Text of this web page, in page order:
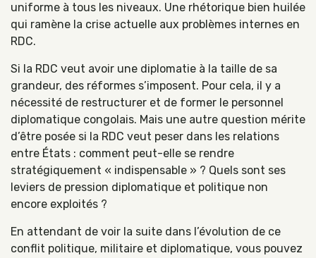
uniforme à tous les niveaux. Une rhétorique bien huilée
qui ramène la crise actuelle aux problèmes internes en
RDC.
Si la RDC veut avoir une diplomatie à la taille de sa
grandeur, des réformes s’imposent. Pour cela, il y a
nécessité de restructurer et de former le personnel
diplomatique congolais. Mais une autre question mérite
d’être posée si la RDC veut peser dans les relations
entre États : comment peut-elle se rendre
stratégiquement « indispensable » ? Quels sont ses
leviers de pression diplomatique et politique non
encore exploités ?
En attendant de voir la suite dans l’évolution de ce
conflit politique, militaire et diplomatique, vous pouvez